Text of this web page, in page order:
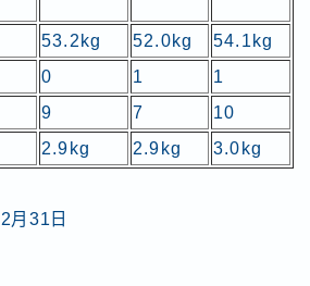
53.2kg 52.0kg
54.1kg
0 1
1
9 7
10
2.9kg 2.9kg 3.0kg
月31日